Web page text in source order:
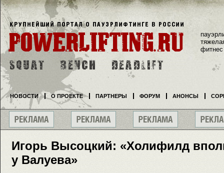
Игорь Высоцкий: «Холифилд
у Валуева»
фитнес
НОВОСТИ О ПРОЕКТЕ ПАРТНЕРЫ ФОРУМ АНОНСЫ